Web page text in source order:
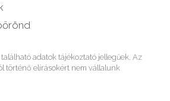
adatok tájékoztató jellegűek. Az
történő elírásokért nem vállalunk